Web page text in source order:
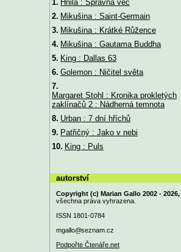
1. Hnila : Správná věc
2. Mikušina : Saint-Germain
3. Mikušina : Krátké Růžence
4. Mikušina : Gautama Buddha
5. King : Dallas 63
6. Golemon : Ničitel světa
7.
Margaret Stohl : Kronika prokletých
zaklínačů 2 : Nádherná temnota
8. Urban : 7 dní hříchů
9. Patřičný : Jako v nebi
10. King : Puls
autorství
Copyright (c) Marian Gallo 2002 - 2026,
všechna práva vyhrazena.
ISSN 1801-0784
mgallo@seznam.cz
Podpořte Čtenáře.net